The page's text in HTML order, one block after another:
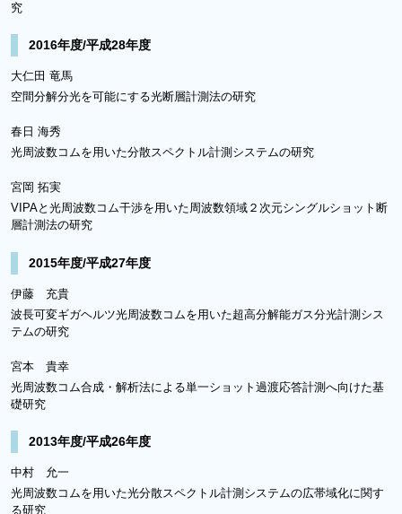
究
2016年度/平成28年度
大仁田 竜馬
空間分解分光を可能にする光断層計測法の研究
春日 海秀
光周波数コムを用いた分散スペクトル計測システムの研究
宮岡 拓実
VIPAと光周波数コム干渉を用いた周波数領域２次元シングルショット断
層計測法の研究
2015年度/平成27年度
伊藤 充貴
波長可変ギガヘルツ光周波数コムを用いた超高分解能ガス分光計測シス
テムの研究
宮本 貴幸
光周波数コム合成・解析法による単一ショット過渡応答計測へ向けた基
礎研究
2013年度/平成26年度
中村 允一
光周波数コムを用いた光分散スペクトル計測システムの広帯域化に関す
る研究